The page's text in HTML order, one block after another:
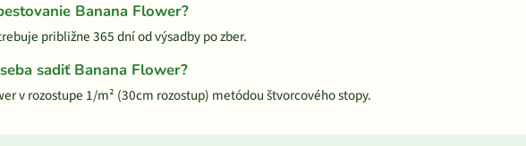
Banana Flower?
približne 365 dní od výsadby po zber.
sadiť Banana Flower?
v rozostupe 1/m² (30cm rozostup) metódou štvorcového stopy.